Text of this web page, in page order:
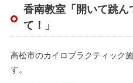
香南教室「開いて跳
て！」
高松市のカイロプラクティック
す。